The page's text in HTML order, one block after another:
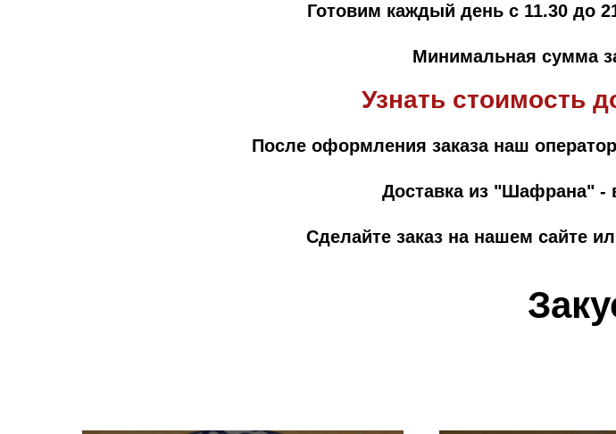
Готовим каждый день с 11.30 до
Минимальная сумма
Узнать стоимость
После оформления заказа наш
Доставка из "Шафрана" -
Сделайте заказ на нашем сайте